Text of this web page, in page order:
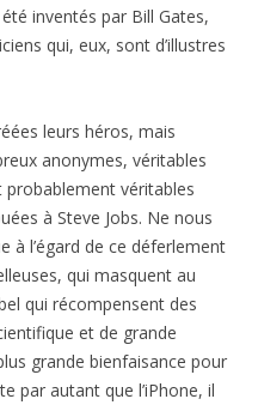
inventés par Bill Gates,
qui, eux, sont d’illustres
leurs héros, mais
anonymes, véritables
véritables
à Steve Jobs. Ne nous
à l’égard de ce déferlement
qui masquent au
qui récompensent des
et de grande
grande bienfaisance pour
par autant que l’iPhone, il